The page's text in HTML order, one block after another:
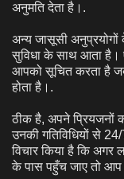
अनुमति देता है।.
अन्य जासूसी
सुविधा के साथ आता है।
आपको सूचित करता है
होता है।.
ठीक है, अपने प्रियजनों
उनकी गतिविधियों से
विचार किया है कि अगर
के पास पहुँच जाए तो